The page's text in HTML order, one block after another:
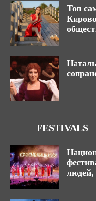
Топ
FESTIVALS
людей,